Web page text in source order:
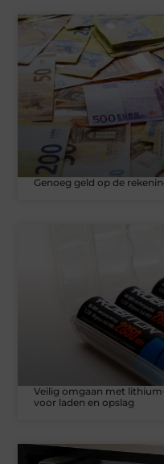
Genoeg geld op de
Veilig omgaan met
voor laden en opslag